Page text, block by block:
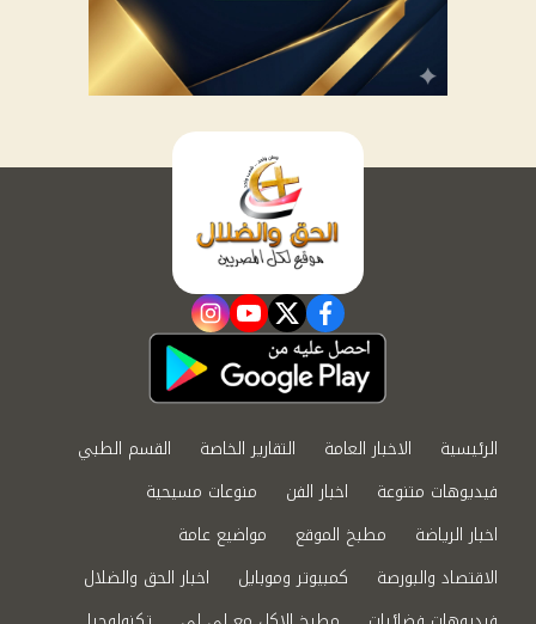
facebook
twitter
youtube
instagram
الرئيسية الاخبار العامة التقارير الخاصة
القسم الطبي
فيديوهات متنوعة
اخبار الفن
منوعات مسيحية
اخبار الرياضة
مطبخ الموقع
مواضيع عامة
الاقتصاد والبورصة
كمبيوتر وموبايل
اخبار الحق والضلال